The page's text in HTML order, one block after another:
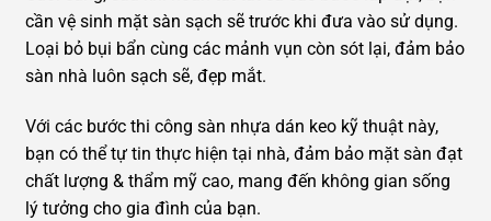
cần vệ sinh mặt sàn sạch sẽ trước khi đưa vào sử dụng.
Loại bỏ bụi bẩn cùng các mảnh vụn còn sót lại, đảm bảo
sàn nhà luôn sạch sẽ, đẹp mắt.
Với các bước thi công sàn nhựa dán keo kỹ thuật này,
bạn có thể tự tin thực hiện tại nhà, đảm bảo mặt sàn đạt
chất lượng & thẩm mỹ cao, mang đến không gian sống
lý tưởng cho gia đình của bạn.